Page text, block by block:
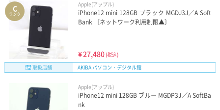
C
ランク
Apple(アップル)
iPhone12 mini 128GB ブラック MGDJ3J／A Soft
Bank 〔ネットワーク利用制限▲〕
¥27,480 (税込)
取扱店舗
AKIBA パソコン・デジタル館
Apple(アップル)
iPhone12 mini 128GB ブルー MGDP3J／A SoftBa
nk